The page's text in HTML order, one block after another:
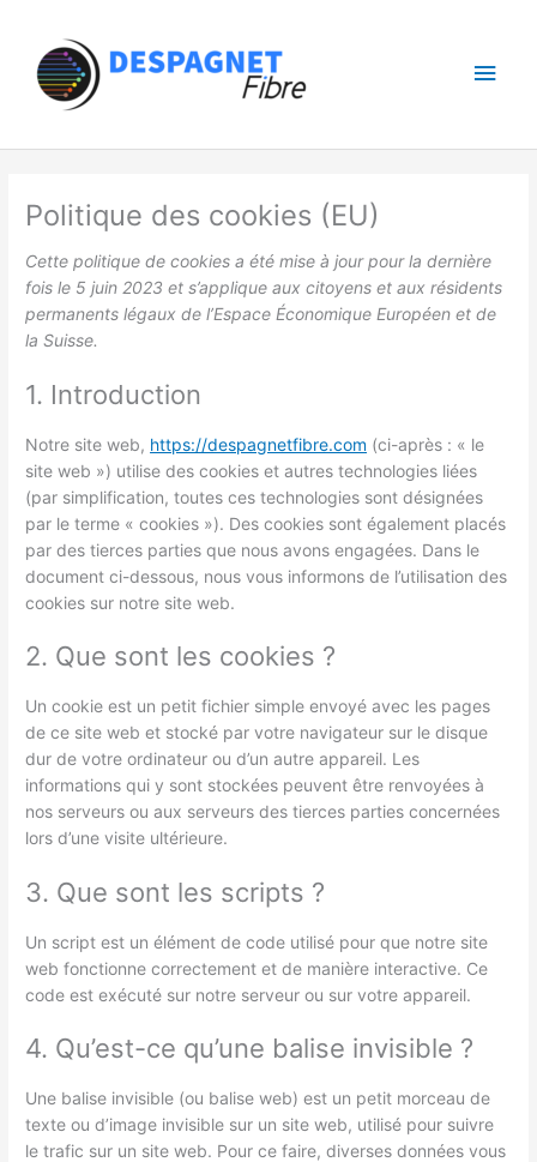
contenu
Politique des cookies (EU)
Cette politique de cookies a été mise à jour pour la dernière
fois le 5 juin 2023 et s’applique aux citoyens et aux résidents
permanents légaux de l’Espace Économique Européen et de
la Suisse.
1. Introduction
Notre site web, https://despagnetfibre.com (ci-après : « le
site web ») utilise des cookies et autres technologies liées
(par simplification, toutes ces technologies sont désignées
par le terme « cookies »). Des cookies sont également placés
par des tierces parties que nous avons engagées. Dans le
document ci-dessous, nous vous informons de l’utilisation des
cookies sur notre site web.
2. Que sont les cookies ?
Un cookie est un petit fichier simple envoyé avec les pages
de ce site web et stocké par votre navigateur sur le disque
dur de votre ordinateur ou d’un autre appareil. Les
informations qui y sont stockées peuvent être renvoyées à
nos serveurs ou aux serveurs des tierces parties concernées
lors d’une visite ultérieure.
3. Que sont les scripts ?
Un script est un élément de code utilisé pour que notre site
web fonctionne correctement et de manière interactive. Ce
code est exécuté sur notre serveur ou sur votre appareil.
4. Qu’est-ce qu’une balise invisible ?
Une balise invisible (ou balise web) est un petit morceau de
texte ou d’image invisible sur un site web, utilisé pour suivre
le trafic sur un site web. Pour ce faire, diverses données vous
complianz
wordpress
google-
analytics
elementor
facebook
linkedin
google-
fonts
google-
maps
divers